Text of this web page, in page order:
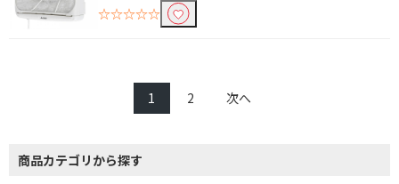
☆☆☆☆☆
1 2 次へ
商品カテゴリから探す